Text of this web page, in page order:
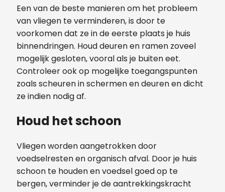
Een van de beste manieren om het probleem
van vliegen te verminderen, is door te
voorkomen dat ze in de eerste plaats je huis
binnendringen. Houd deuren en ramen zoveel
mogelijk gesloten, vooral als je buiten eet.
Controleer ook op mogelijke toegangspunten
zoals scheuren in schermen en deuren en dicht
ze indien nodig af.
Houd het schoon
Vliegen worden aangetrokken door
voedselresten en organisch afval. Door je huis
schoon te houden en voedsel goed op te
bergen, verminder je de aantrekkingskracht